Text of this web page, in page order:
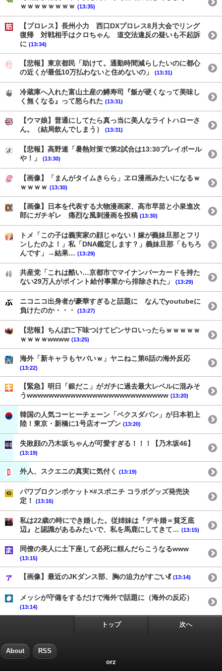
ｗｗｗｗｗｗｗｗ (13:35)
【プロレス】長州小力 西口DXプロレス8月大会でリング
復帰 対戦相手はクロちゃん 道交法違反の疑いも不起訴
に (13:34)
【悲報】東京都民「助けて。通勤時間減らしたいのに都心
の近くが最低10万払わないと住めないの」
(13:31)
冷蔵庫へ入れた富山土産の鱒寿司『飯が硬くなって美味し
く無くなる』って怒られた (13:31)
【ウマ娘】普通にしてたら真っ当に美人なライトハローさ
ん。（結局飲んでしまう）
(13:31)
【悲報】高野連「暑熱対策で第2試合は13:30プレイボール
や！」
(13:30)
【画像】「まんがタイムきらら」ヱロ漫画みたいになるｗ
ｗｗｗｗ (13:30)
【画像】日本を代表する大物漫画家、高市早苗と小泉進次
郎にガチギレ 痛烈な風刺漫画を投稿 (13:30)
トメ「この子は義実家の顔じゃない！嫁が義妹旦那とフリ
ンしたのよ！」私「DNA鑑定します？」義妹旦那「もちろ
んです」→結果… (13:29)
共産党「これは酷い…京都市でマイナンバーカードを持た
ない29万人がポイント給付事業から排除された」
(13:29)
ニコニコ出身者が豪華すぎると話題に なんでyoutubeに
負けたのか・・・
(13:27)
【悲報】ちんぽに下味つけてピンサロいったらｗｗｗｗｗ
ｗｗｗｗwwww (13:25)
海外「新キャラもヤバいｗ」ヤニねこ第6話の海外反応
(13:22)
【緊急】明日「銀だこ」がガチに過去最大レベルに混みそ
うwwwwwwwwwwwwwwwwwwwwwwwwww (13:20)
韓国の人気コーヒーチェーン「ペクスダバン」が日本初上
陸！東京・新橋に1号店オープン (13:20)
失敗顔の乃木坂ちゃんが可愛すぎる！！！【乃木坂46】
(13:19)
外人、スクエニの真実に気付く (13:19)
パワプロクンポケット×#スポニチ コラボグッズ発売決
定！
(13:16)
私は22歳の時にでき婚した。従姉妹は『デキ婚＝貧乏底
辺』と認識があるみたいで、私を馬鹿にしてきて… (13:15)
同僚の美人に土下座して必死に頼んだらこうなるwww
(13:15)
【画像】最近のJKダンス部、胸の迫力がすごい💃 (13:14)
メッシが守備をするだけで海外で話題に（海外の反応）
(13:14)
トップ 次へ
About RSS
orz